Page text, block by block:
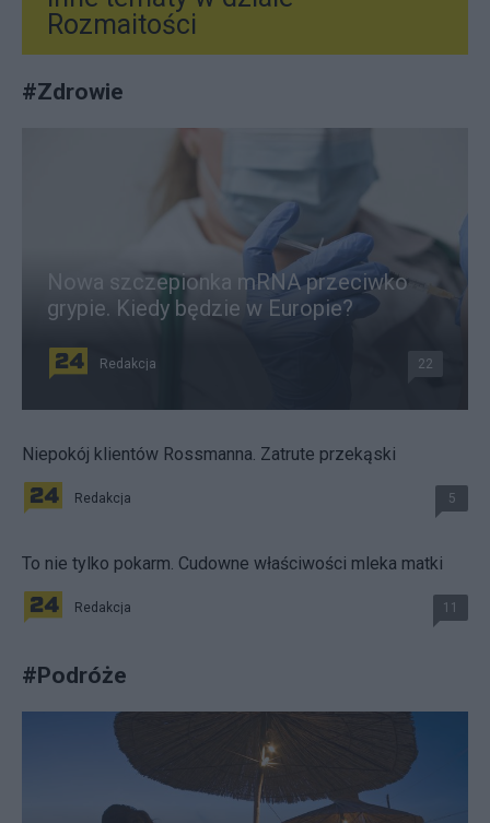
Rozmaitości
#Zdrowie
Nowa szczepionka mRNA przeciwko
grypie. Kiedy będzie w Europie?
Redakcja 22
Niepokój klientów Rossmanna. Zatrute przekąski
Redakcja 5
To nie tylko pokarm. Cudowne właściwości mleka matki
Redakcja 11
#Podróże